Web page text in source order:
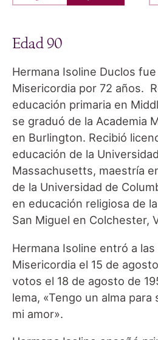
Edad 90
Hermana Isoline Duclos
Misericordia por 72 años.
educación primaria en
se graduó de la Academia
en Burlington. Recibió
educación de la
Massachusetts, maestría
de la Universidad de
en educación religiosa de
San Miguel en Colchester,
Hermana Isoline entró a
Misericordia el 15 de
votos el 18 de agosto de
lema, «Tengo un alma
mi amor».